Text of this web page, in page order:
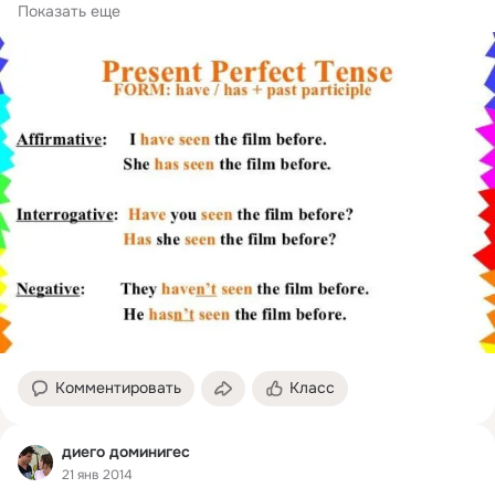
Настоящее совершенное время (the present perfect tense),...
Показать еще
Комментировать Класс
диего доминигес
21 янв 2014